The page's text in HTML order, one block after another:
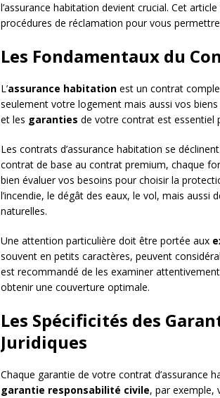
l’assurance habitation devient crucial. Cet
procédures de réclamation pour vous
Les Fondamentaux du
L’assurance habitation est un contrat
seulement votre logement mais aussi vos
et les garanties de votre contrat est essentiel
Les contrats d’assurance habitation se
contrat de base au contrat premium, chaque
bien évaluer vos besoins pour choisir la
l’incendie, le dégât des eaux, le vol, mais
naturelles.
Une attention particulière doit être portée aux
souvent en petits caractères, peuvent
est recommandé de les examiner
obtenir une couverture optimale.
Les Spécificités des
Juridiques
Chaque garantie de votre contrat d’assurance
garantie responsabilité civile, par exemple,